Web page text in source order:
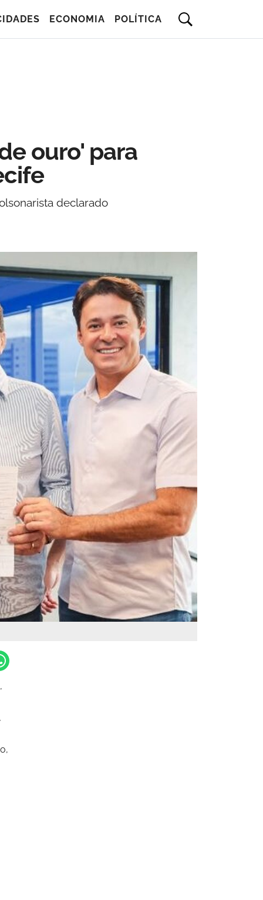
ECONOMIA POLÍTICA
ouro' para
declarado